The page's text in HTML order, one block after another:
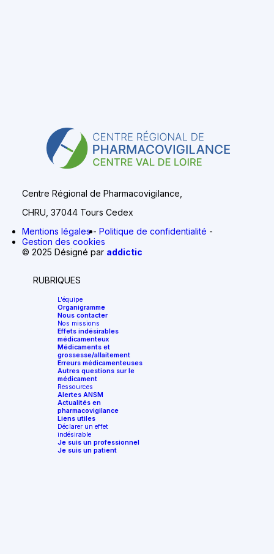
Centre Régional de Pharmacovigilance,
CHRU, 37044 Tours Cedex
Mentions légales
Politique de confidentialité
Gestion des cookies
© 2025 Désigné par addictic
RUBRIQUES
L'équipe
Organigramme
Nous contacter
Nos missions
Effets indésirables
médicamenteux
Médicaments et
grossesse/allaitement
Erreurs médicamenteuses
Autres questions sur le
médicament
Ressources
Alertes ANSM
Actualités en
pharmacovigilance
Liens utiles
Déclarer un effet
indésirable
Je suis un professionnel
Je suis un patient